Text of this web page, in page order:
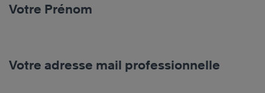
Votre Prénom
Votre adresse mail professionnelle